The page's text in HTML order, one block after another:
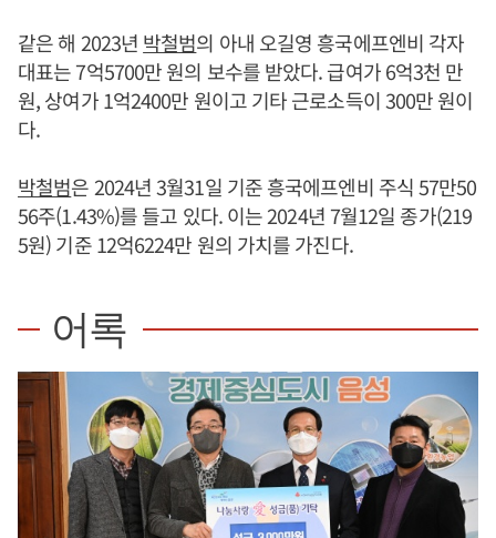
같은 해 2023년 박철범의 아내 오길영 흥국에프엔비 각자
대표는 7억5700만 원의 보수를 받았다. 급여가 6억3천 만
원, 상여가 1억2400만 원이고 기타 근로소득이 300만 원이
다.
박철범은 2024년 3월31일 기준 흥국에프엔비 주식 57만50
56주(1.43%)를 들고 있다. 이는 2024년 7월12일 종가(219
5원) 기준 12억6224만 원의 가치를 가진다.
어록